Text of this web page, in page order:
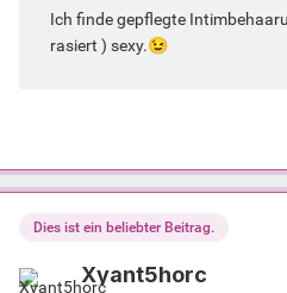
Ich finde gepflegte
rasiert ) sexy.😉
Dies ist ein beliebter Beitrag.
Xyant5horc